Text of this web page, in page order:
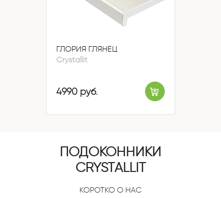
ГЛОРИЯ ГЛЯНЕЦ
Crystallit
4990 руб.
ПОДОКОННИКИ
CRYSTALLIT
КОРОТКО О НАС